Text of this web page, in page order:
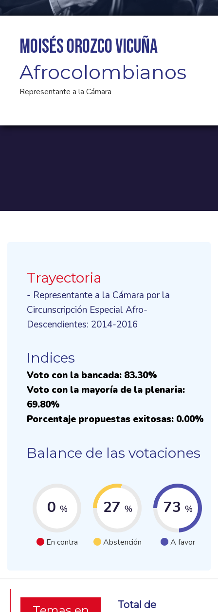
Moisés Orozco Vicuña
Afrocolombianos
Representante a la Cámara
Trayectoria
- Representante a la Cámara por la
Circunscripción Especial Afro-
Descendientes: 2014-2016
Indices
Voto con la bancada: 83.30%
Voto con la mayoría de la plenaria:
69.80%
Porcentaje propuestas exitosas: 0.00%
Balance de las votaciones
0 %
En contra
27 %
Abstención
73 %
A favor
Total de